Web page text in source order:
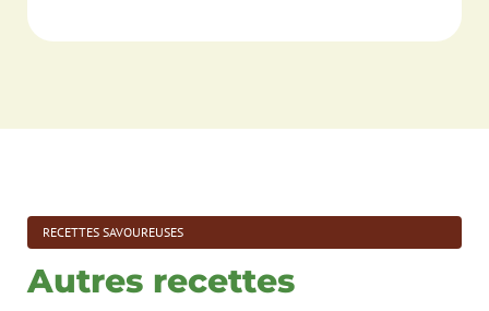
RECETTES SAVOUREUSES
Autres recettes